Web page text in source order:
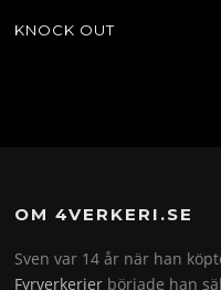
KNOCK OUT
OM 4VERKERI.SE
Sven var 14 år när han
Fyrverkerier började han